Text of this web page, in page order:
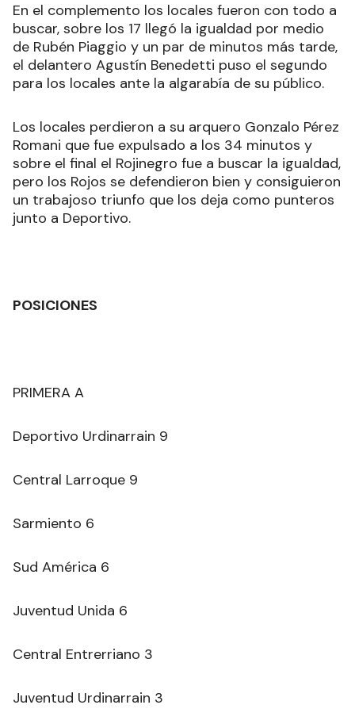
En el complemento los locales fueron con todo a
buscar, sobre los 17 llegó la igualdad por medio
de Rubén Piaggio y un par de minutos más tarde,
el delantero Agustín Benedetti puso el segundo
para los locales ante la algarabía de su público.
Los locales perdieron a su arquero Gonzalo Pérez
Romani que fue expulsado a los 34 minutos y
sobre el final el Rojinegro fue a buscar la igualdad,
pero los Rojos se defendieron bien y consiguieron
un trabajoso triunfo que los deja como punteros
junto a Deportivo.
POSICIONES
PRIMERA A
Deportivo Urdinarrain 9
Central Larroque 9
Sarmiento 6
Sud América 6
Juventud Unida 6
Central Entrerriano 3
Juventud Urdinarrain 3